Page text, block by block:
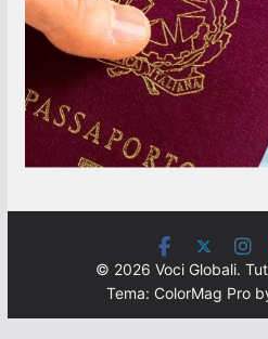
© 2026 Voci Globali.
Tema: ColorMag Pro